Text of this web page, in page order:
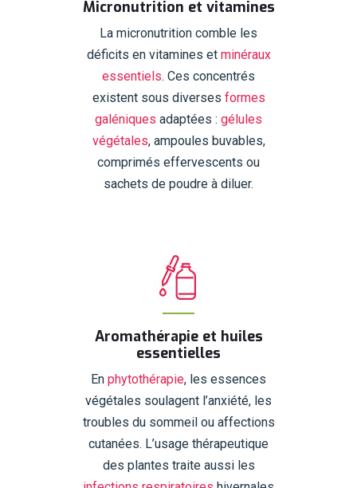
Micronutrition et vitamines
La micronutrition comble les
déficits en vitamines et minéraux
essentiels. Ces concentrés
existent sous diverses formes
galéniques adaptées : gélules
végétales, ampoules buvables,
comprimés effervescents ou
sachets de poudre à diluer.
Aromathérapie et huiles
essentielles
En phytothérapie, les essences
végétales soulagent l’anxiété, les
troubles du sommeil ou affections
cutanées. L’usage thérapeutique
des plantes traite aussi les